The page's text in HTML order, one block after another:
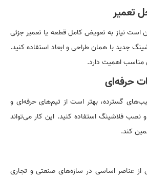
تعمیر
نیاز به تعویض کامل قطعه یا تعمیر جزئی
جدید با همان طراحی و ابعاد استفاده کنید.
مناسب اهمیت دارد.
حرفه‌ای
گسترده، بهتر است از تیم‌های حرفه‌ای و
فلاشینگ استفاده کنید. این کار می‌تواند
کند.
از عناصر اساسی در سازه‌های صنعتی و تجاری